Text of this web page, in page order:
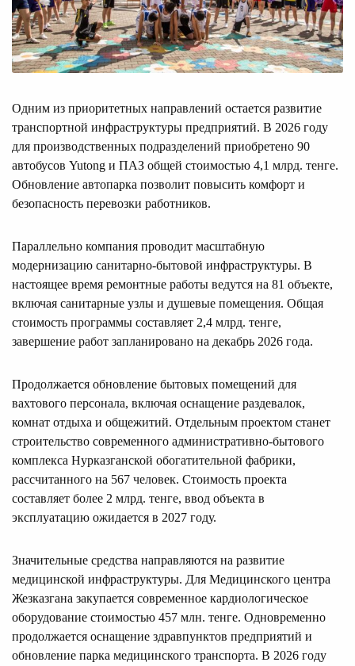
Одним из приоритетных направлений остается развитие
транспортной инфраструктуры предприятий. В 2026 году
для производственных подразделений приобретено 90
автобусов Yutong и ПАЗ общей стоимостью 4,1 млрд. тенге.
Обновление автопарка позволит повысить комфорт и
безопасность перевозки работников.
Параллельно компания проводит масштабную
модернизацию санитарно-бытовой инфраструктуры. В
настоящее время ремонтные работы ведутся на 81 объекте,
включая санитарные узлы и душевые помещения. Общая
стоимость программы составляет 2,4 млрд. тенге,
завершение работ запланировано на декабрь 2026 года.
Продолжается обновление бытовых помещений для
вахтового персонала, включая оснащение раздевалок,
комнат отдыха и общежитий. Отдельным проектом станет
строительство современного административно-бытового
комплекса Нурказганской обогатительной фабрики,
рассчитанного на 567 человек. Стоимость проекта
составляет более 2 млрд. тенге, ввод объекта в
эксплуатацию ожидается в 2027 году.
Значительные средства направляются на развитие
медицинской инфраструктуры. Для Медицинского центра
Жезказгана закупается современное кардиологическое
оборудование стоимостью 457 млн. тенге. Одновременно
продолжается оснащение здравпунктов предприятий и
обновление парка медицинского транспорта. В 2026 году